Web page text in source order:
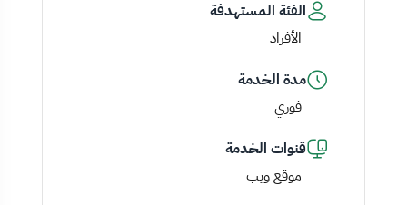
الفئة المستهدفة
الأفراد
مدة الخدمة
فوري
قنوات الخدمة
موقع ويب